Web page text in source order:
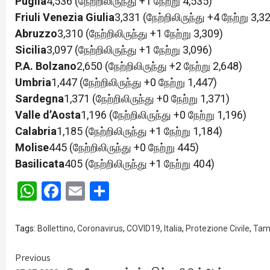
Friuli Venezia Giulia3,331 (நேற்றிலிருந்து +4 நேற்று
Abruzzo3,310 (நேற்றிலிருந்து +1 நேற்று 3,309)
Sicilia3,097 (நேற்றிலிருந்து +1 நேற்று 3,096)
P.A. Bolzano2,650 (நேற்றிலிருந்து +2 நேற்று 2,648)
Umbria1,447 (நேற்றிலிருந்து +0 நேற்று 1,447)
Sardegna1,371 (நேற்றிலிருந்து +0 நேற்று 1,371)
Valle d’Aosta1,196 (நேற்றிலிருந்து +0 நேற்று 1,196)
Calabria1,185 (நேற்றிலிருந்து +1 நேற்று 1,184)
Molise445 (நேற்றிலிருந்து +0 நேற்று 445)
Basilicata405 (நேற்றிலிருந்து +1 நேற்று 404)
WhatsApp
Facebook
Email
Tags: Bollettino, Coronavirus, COVID19, Italia, Protezione Civile,
Continue
Previous